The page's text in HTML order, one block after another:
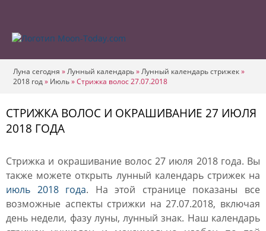
Луна сегодня »Лунный календарь»Лунный календарь стрижек»
2018 год» Июль»Стрижка волос 27.07.2018
СТРИЖКА ВОЛОС И ОКРАШИВАНИЕ 27 ИЮЛЯ
2018 ГОДА
Стрижка и окрашивание волос 27 июля 2018 года. Вы
также можете открыть лунный календарь стрижек на
июль 2018 года. На этой странице показаны все
возможные аспекты стрижки на 27.07.2018, включая
день недели, фазу луны, лунный знак. Наш календарь